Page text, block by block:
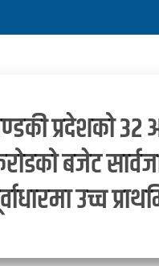
प्रदेशको ३२
बजेट
उच्च